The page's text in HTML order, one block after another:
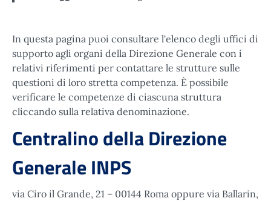
In questa pagina puoi consultare l'elenco degli uffici di
supporto agli organi della Direzione Generale con i
relativi riferimenti per contattare le strutture sulle
questioni di loro stretta competenza. È possibile
verificare le competenze di ciascuna struttura
cliccando sulla relativa denominazione.
Centralino della Direzione
Generale INPS
via Ciro il Grande, 21 – 00144 Roma oppure via Ballarin,